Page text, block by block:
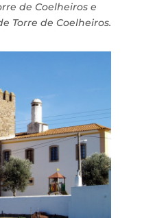
de Coelheiros e
Torre de Coelheiros.